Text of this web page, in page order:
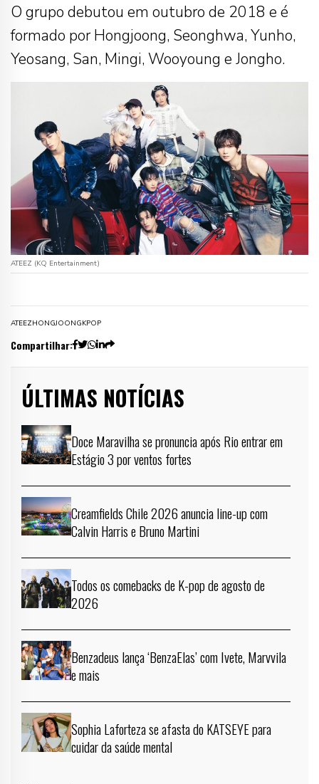
O grupo debutou em outubro de 2018 e é
formado por Hongjoong, Seonghwa, Yunho,
Yeosang, San, Mingi, Wooyoung e Jongho.
ATEEZ (KQ Entertainment)
ATEEZHONGJOONGKPOP
Compartilhar:
ÚLTIMAS NOTÍCIAS
Doce Maravilha se pronuncia após Rio entrar em
Estágio 3 por ventos fortes
Creamfields Chile 2026 anuncia line-up com
Calvin Harris e Bruno Martini
Todos os comebacks de K-pop de agosto de
2026
Benzadeus lança ‘BenzaElas’ com Ivete, Marvvila
e mais
Sophia Laforteza se afasta do KATSEYE para
cuidar da saúde mental